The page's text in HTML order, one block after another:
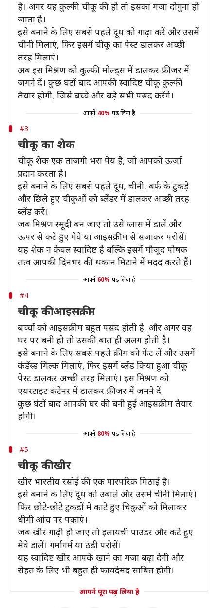
है। अगर यह कुल्फी चीकू की हो तो इसका मजा दोगुना हो
जाता है।
इसे बनाने के लिए सबसे पहले दूध को गाढ़ा करें और उसमें
चीनी मिलाएं, फिर इसमें चीकू का पेस्ट डालकर अच्छी
तरह मिलाएं।
अब इस मिश्रण को कुल्फी मोल्ड्स में डालकर फ्रीजर में
जमने दें। कुछ घंटों बाद आपकी स्वादिष्ट चीकू कुल्फी
तैयार होगी, जिसे बच्चे और बड़े सभी पसंद करेंगे।
आपने 40% पढ़ लिया है
#3
चीकू का शेक
चीकू शेक एक ताजगी भरा पेय है, जो आपको ऊर्जा
प्रदान करता है।
इसे बनाने के लिए सबसे पहले दूध, चीनी, बर्फ के टुकड़े
और छिले हुए चीकुओं को ब्लेंडर में डालकर अच्छी तरह
ब्लेंड करें।
जब मिश्रण स्मूदी बन जाए तो उसे ग्लास में डालें और
ऊपर से कटे हुए मेवे या आइसक्रीम से सजाकर परोसें।
यह शेक न केवल स्वादिष्ट है बल्कि इसमें मौजूद पोषक
तत्व आपकी दिनभर की थकान मिटाने में मदद करते हैं।
आपने 60% पढ़ लिया है
#4
चीकू की आइसक्रीम
बच्चों को आइसक्रीम बहुत पसंद होती है, और अगर वह
घर पर बनी हो तो उसकी बात ही अलग होती है।
इसे बनाने के लिए सबसे पहले क्रीम को फेंट लें और उसमें
कंडेंस्ड मिल्क मिलाएं, फिर इसमें ब्लेंड किया हुआ चीकू
पेस्ट डालकर अच्छी तरह मिलाएं। इस मिश्रण को
एयरटाइट कंटेनर में डालकर फ्रीजर में जमने दें।
कुछ घंटों बाद आपकी घर की बनी हुई आइसक्रीम तैयार
होगी।
आपने 80% पढ़ लिया है
#5
चीकू की खीर
खीर भारतीय रसोई की एक पारंपरिक मिठाई है।
इसे बनाने के लिए दूध को उबालें और उसमें चीनी मिलाएं।
फिर छोटे-छोटे टुकड़ों में काटे हुए चिकुओं को मिलाकर
धीमी आंच पर पकाएं।
जब खीर गाढ़ी हो जाए तो इलायची पाउडर और कटे हुए
मेवे डालें। गर्मागर्म या ठंडी परोसें।
यह स्वादिष्ट खीर आपके खाने का मजा बढ़ा देगी और
सेहत के लिए भी बहुत ही फायदेमंद साबित होगी।
आपने पूरा पढ़ लिया है